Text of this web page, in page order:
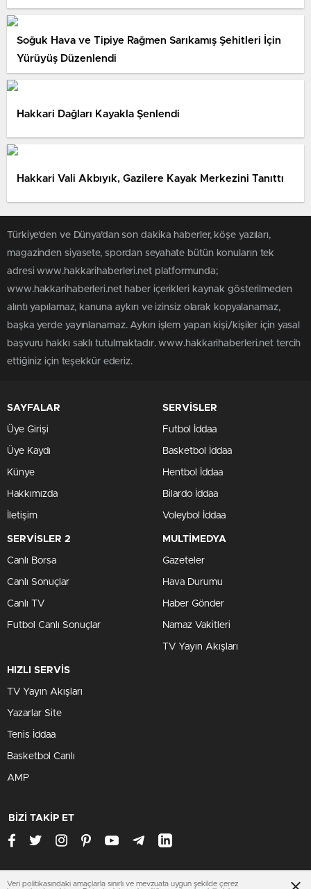
Soğuk Hava ve Tipiye Rağmen Sarıkamış Şehitleri İçin
Yürüyüş Düzenlendi
Hakkari Dağları Kayakla Şenlendi
Hakkari Vali Akbıyık, Gazilere Kayak Merkezini Tanıttı
Türkiye'den ve Dünya’dan son dakika haberler, köşe yazıları,
magazinden siyasete, spordan seyahate bütün konuların tek
adresi www.hakkarihaberleri.net platformunda;
www.hakkarihaberleri.net haber içerikleri kaynak gösterilmeden
alıntı yapılamaz, kanuna aykırı ve izinsiz olarak kopyalanamaz,
başka yerde yayınlanamaz. Aykırı işlem yapan kişi/kişiler için yasal
başvuru hakkı saklı tutulmaktadır. www.hakkarihaberleri.net tercih
ettiğiniz için teşekkür ederiz.
SAYFALAR
Üye Girişi
Üye Kaydı
Künye
Hakkımızda
İletişim
SERVİSLER
Futbol İddaa
Basketbol İddaa
Hentbol İddaa
Bilardo İddaa
Voleybol İddaa
SERVİSLER 2
Canlı Borsa
Canlı Sonuçlar
Canlı TV
Futbol Canlı Sonuçlar
MULTİMEDYA
Gazeteler
Hava Durumu
Haber Gönder
Namaz Vakitleri
TV Yayın Akışları
HIZLI SERVİS
TV Yayın Akışları
Yazarlar Site
Tenis İddaa
Basketbol Canlı
AMP
BİZİ TAKİP ET
www.hakkarihaberleri.net
Veri politikasındaki amaçlarla sınırlı ve mevzuata uygun şekilde çerez